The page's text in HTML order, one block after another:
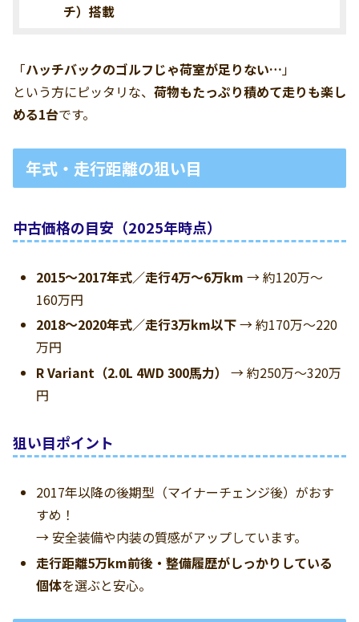
チ）搭載
「ハッチバックのゴルフじゃ荷室が足りない…」
という方にピッタリな、 荷物もたっぷり積めて走りも楽し
める1台です。
年式・走行距離の狙い目
中古価格の目安（2025年時点）
2015～2017年式／走行4万～6万km → 約120万～
160万円
2018～2020年式／走行3万km以下→ 約170万～220
万円
R Variant（2.0L 4WD 300馬力）
→ 約250万～320万
円
狙い目ポイント
2017年以降の後期型（マイナーチェンジ後）がおす
すめ！
→ 安全装備や内装の質感がアップしています。
走行距離5万km前後・整備履歴がしっかりしている
個体を選ぶと安心。